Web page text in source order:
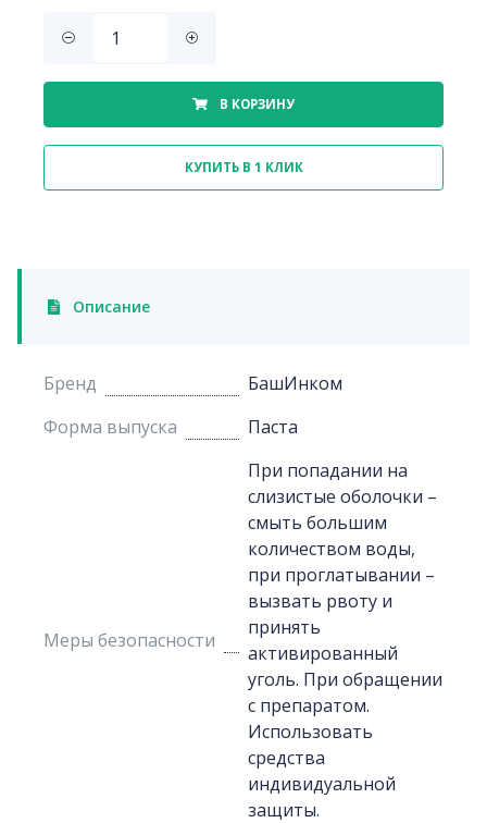
В КОРЗИНУ
КУПИТЬ В 1 КЛИК
Описание
Бренд
БашИнком
Форма выпуска
Паста
Меры безопасности
При попадании на
слизистые оболочки –
смыть большим
количеством воды,
при проглатывании –
вызвать рвоту и
принять
активированный
уголь. При обращении
с препаратом.
Использовать
средства
индивидуальной
защиты.